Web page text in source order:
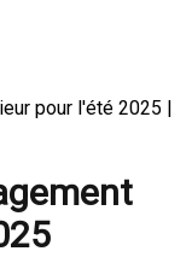
pour l'été 2025 |